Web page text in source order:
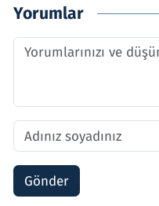
Yorumlar
Gönder